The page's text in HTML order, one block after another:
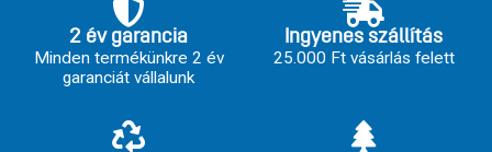
2 év garancia
Minden termékünkre 2 év
garanciát vállalunk
Ingyenes szállítás
25.000 Ft vásárlás felett